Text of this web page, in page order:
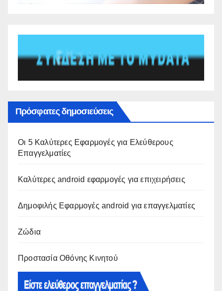
Πρόσφατες δημοσιεύσεις
Οι 5 Καλύτερες Εφαρμογές για Ελεύθερους
Επαγγελματίες
Καλύτερες android εφαρμογές για επιχειρήσεις
Δημοφιλής Εφαρμογές android για επαγγελματίες
Ζώδια
Προστασία Οθόνης Κινητού